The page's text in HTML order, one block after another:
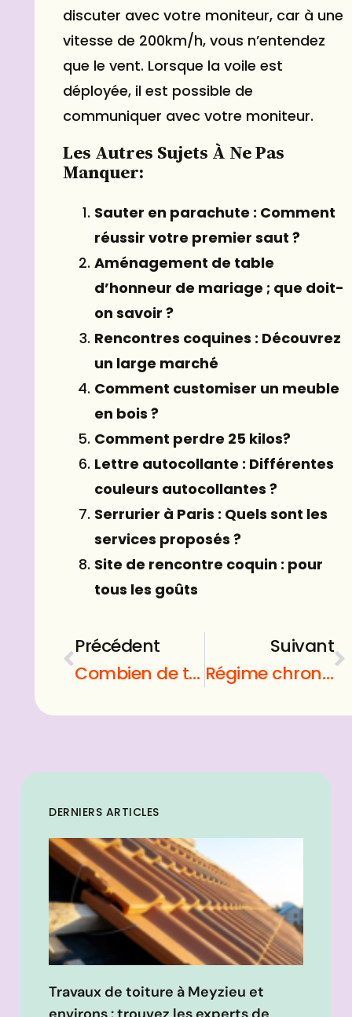
discuter avec votre moniteur, car à une
vitesse de 200km/h, vous n’entendez
que le vent. Lorsque la voile est
déployée, il est possible de
communiquer avec votre moniteur.
Les Autres Sujets À Ne Pas
Manquer:
Sauter en parachute : Comment
réussir votre premier saut ?
Aménagement de table
d’honneur de mariage ; que doit-
on savoir ?
Rencontres coquines : Découvrez
un large marché
Comment customiser un meuble
en bois ?
Comment perdre 25 kilos?
Lettre autocollante : Différentes
couleurs autocollantes ?
Serrurier à Paris : Quels sont les
services proposés ?
Site de rencontre coquin : pour
tous les goûts
Précédent
Combien de temps partir pour une croisière en méditerranée ?
Suivant
Régime chrononutrition : Quel est son fonctionnement pour perdre du poids ?
DERNIERS ARTICLES
Travaux de toiture à Meyzieu et